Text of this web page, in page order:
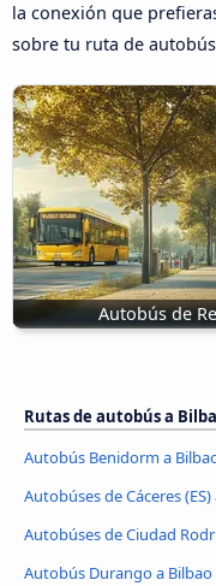
la conexión que
sobre tu ruta de
Autobús de
Rutas de autobús a
Autobús Benidorm a
Autobúses de Cáceres‎‎
Autobúses de Ciudad
Autobús Durango a Bilbao